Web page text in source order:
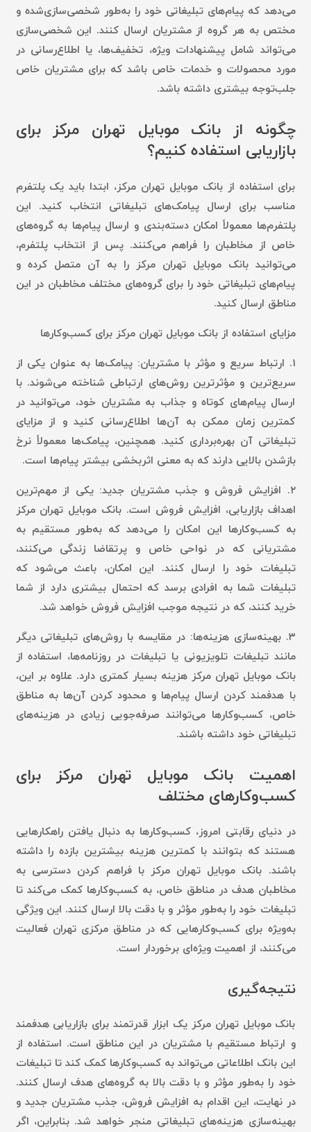
می‌دهد که پیام‌های تبلیغاتی خود را به‌طور شخصی‌سازی‌شده و
مختص به هر گروه از مشتریان ارسال کنند. این شخصی‌سازی
می‌تواند شامل پیشنهادات ویژه، تخفیف‌ها، یا اطلاع‌رسانی در
مورد محصولات و خدمات خاص باشد که برای مشتریان خاص
جلب‌توجه بیشتری داشته باشد.
چگونه از بانک موبایل تهران مرکز برای
بازاریابی استفاده کنیم؟
برای استفاده از بانک موبایل تهران مرکز، ابتدا باید یک پلتفرم
مناسب برای ارسال پیامک‌های تبلیغاتی انتخاب کنید. این
پلتفرم‌ها معمولاً امکان دسته‌بندی و ارسال پیام‌ها به گروه‌های
خاص از مخاطبان را فراهم می‌کنند. پس از انتخاب پلتفرم،
می‌توانید بانک موبایل تهران مرکز را به آن متصل کرده و
پیام‌های تبلیغاتی خود را برای گروه‌های مختلف مخاطبان در این
مناطق ارسال کنید.
مزایای استفاده از بانک موبایل تهران مرکز برای کسب‌وکارها
۱. ارتباط سریع و مؤثر با مشتریان: پیامک‌ها به عنوان یکی از
سریع‌ترین و مؤثرترین روش‌های ارتباطی شناخته می‌شوند. با
ارسال پیام‌های کوتاه و جذاب به مشتریان خود، می‌توانید در
کمترین زمان ممکن به آن‌ها اطلاع‌رسانی کنید و از مزایای
تبلیغاتی آن بهره‌برداری کنید. همچنین، پیامک‌ها معمولاً نرخ
بازشدن بالایی دارند که به معنی اثربخشی بیشتر پیام‌ها است.
۲. افزایش فروش و جذب مشتریان جدید:یکی از مهم‌ترین
اهداف بازاریابی، افزایش فروش است. بانک موبایل تهران مرکز
به کسب‌وکارها این امکان را می‌دهد که به‌طور مستقیم به
مشتریانی که در نواحی خاص و پرتقاضا زندگی می‌کنند،
تبلیغات خود را ارسال کنند. این امکان، باعث می‌شود که
تبلیغات شما به افرادی برسد که احتمال بیشتری دارد از شما
خرید کنند، که در نتیجه موجب افزایش فروش خواهد شد.
۳. بهینه‌سازی هزینه‌ها:در مقایسه با روش‌های تبلیغاتی دیگر
مانند تبلیغات تلویزیونی یا تبلیغات در روزنامه‌ها، استفاده از
بانک موبایل تهران مرکز هزینه بسیار کمتری دارد. علاوه بر این،
با هدفمند کردن ارسال پیام‌ها و محدود کردن آن‌ها به مناطق
خاص، کسب‌وکارها می‌توانند صرفه‌جویی زیادی در هزینه‌های
تبلیغاتی خود داشته باشند.
اهمیت بانک موبایل تهران مرکز برای
کسب‌وکارهای مختلف
در دنیای رقابتی امروز، کسب‌وکارها به دنبال یافتن راهکارهایی
هستند که بتوانند با کمترین هزینه بیشترین بازده را داشته
باشند. بانک موبایل تهران مرکز با فراهم کردن دسترسی به
مخاطبان هدف در مناطق خاص، به کسب‌وکارها کمک می‌کند تا
تبلیغات خود را به‌طور مؤثر و با دقت بالا ارسال کنند. این ویژگی
به‌ویژه برای کسب‌وکارهایی که در مناطق مرکزی تهران فعالیت
می‌کنند، از اهمیت ویژه‌ای برخوردار است.
نتیجه‌گیری
بانک موبایل تهران مرکز یک ابزار قدرتمند برای بازاریابی هدفمند
و ارتباط مستقیم با مشتریان در این مناطق است. استفاده از
این بانک اطلاعاتی می‌تواند به کسب‌وکارها کمک کند تا تبلیغات
خود را به‌طور مؤثر و با دقت بالا به گروه‌های هدف ارسال کنند.
در نهایت، این اقدام به افزایش فروش، جذب مشتریان جدید و
بهینه‌سازی هزینه‌های تبلیغاتی منجر خواهد شد. بنابراین، اگر